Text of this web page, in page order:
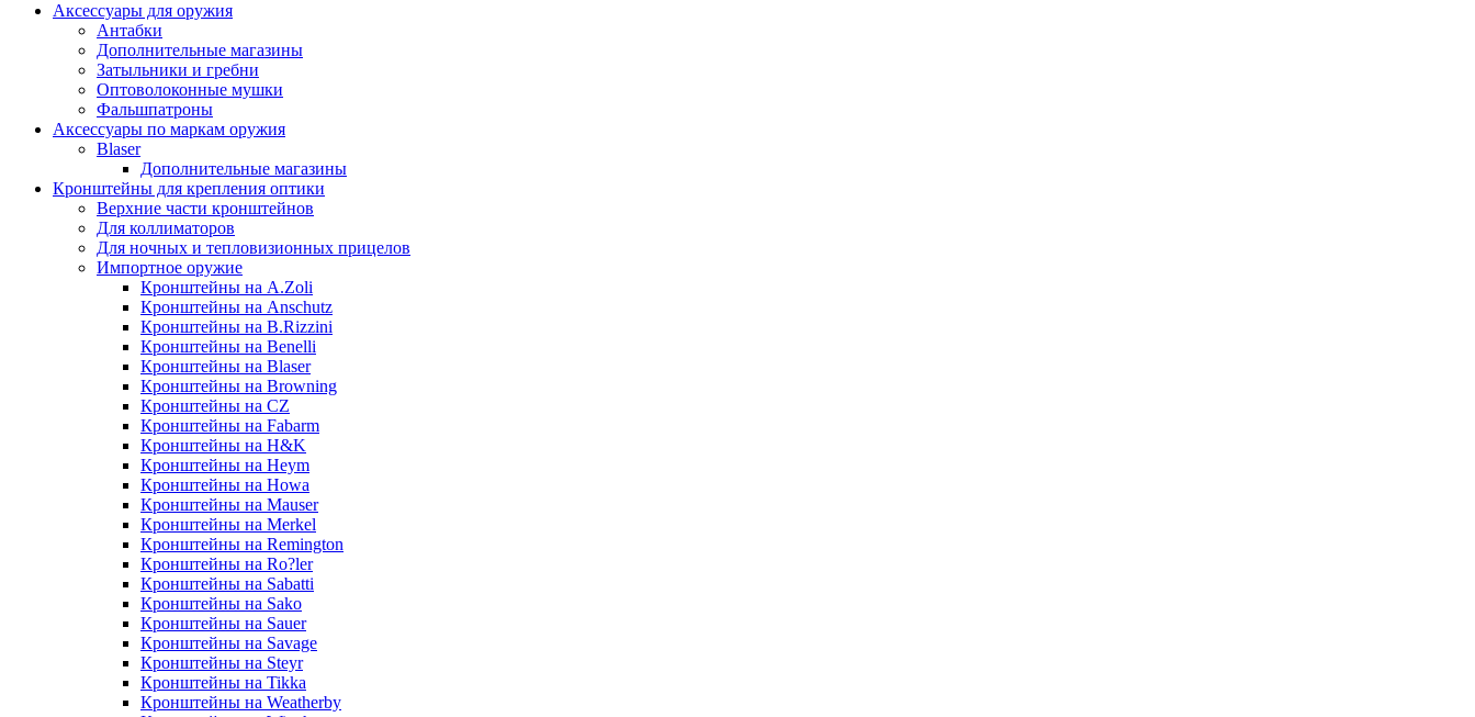
Аксессуары для оружия
Антабки
Дополнительные магазины
Затыльники и гребни
Оптоволоконные мушки
Фальшпатроны
Аксессуары по маркам оружия
Blaser
Дополнительные магазины
Кронштейны для крепления оптики
Верхние части кронштейнов
Для коллиматоров
Для ночных и тепловизионных прицелов
Импортное оружие
Кронштейны на A.Zoli
Кронштейны на Anschutz
Кронштейны на B.Rizzini
Кронштейны на Benelli
Кронштейны на Blaser
Кронштейны на Browning
Кронштейны на CZ
Кронштейны на Fabarm
Кронштейны на H&K
Кронштейны на Heym
Кронштейны на Howa
Кронштейны на Mauser
Кронштейны на Merkel
Кронштейны на Remington
Кронштейны на Ro?ler
Кронштейны на Sabatti
Кронштейны на Sako
Кронштейны на Sauer
Кронштейны на Savage
Кронштейны на Steyr
Кронштейны на Tikka
Кронштейны на Weatherby